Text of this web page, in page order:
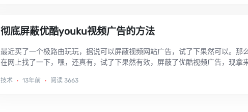
彻底屏蔽优酷youku视频广告的方法
最近买了一个极路由玩玩，据说可以屏蔽视频网站广告，试了下果然可以。
在网上找了一下，嘿，还真有，试了下果然有效，屏蔽了优酷视频广告，现拿
技术 • 13年前 • 阅读 3663